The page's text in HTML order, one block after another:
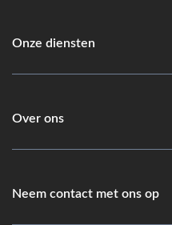
Onze diensten
Over ons
Neem contact met ons op